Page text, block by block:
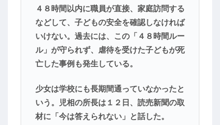
４８時間以内に職員が直接、家庭訪問する
などして、子どもの安全を確認しなければ
いけない。過去には、この「４８時間ルー
ル」が守られず、虐待を受けた子どもが死
亡した事例も発生している。
少女は学校にも長期間通っていなかったと
いう。児相の所長は１２日、読売新聞の取
材に「今は答えられない」と話した。